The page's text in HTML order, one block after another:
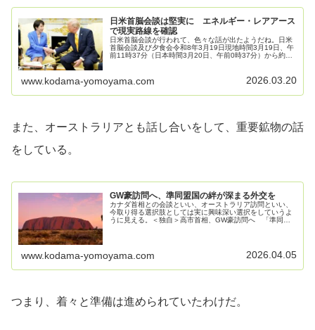
日米首脳会談は堅実に エネルギー・レアアース
で現実路線を確認
日米首脳会談が行われて、色々な話が出たようだね。日米
首脳会談及び夕食会令和8年3月19日現地時間3月19日、午
前11時37分（日本時間3月20日、午前0時37分）から約1
www.kodama-yomoyama.com 2026.03.20
また、オーストラリアとも話し合いをして、重要鉱物の話
をしている。
GW豪訪問へ、準同盟国の絆が深まる外交を
カナダ首相との会談といい、オーストラリア訪問といい、
今取り得る選択肢としては実に興味深い選択をしていうよ
うに見える。＜独自＞高市首相、GW豪訪問へ 「準同
www.kodama-yomoyama.com 2026.04.05
つまり、着々と準備は進められていたわけだ。